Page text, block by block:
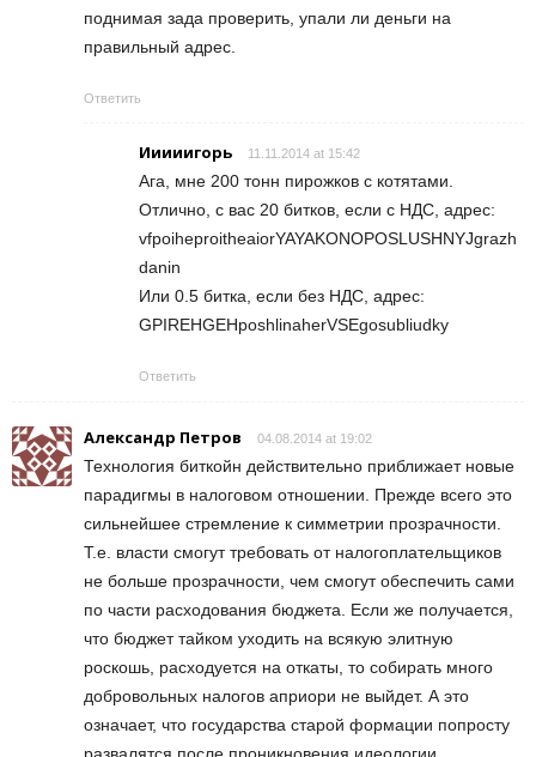
поднимая зада проверить, упали ли деньги на
правильный адрес.
Ответить
Ииииигорь 11.11.2014 at 15:42
Ага, мне 200 тонн пирожков с котятами.
Отлично, с вас 20 битков, если с НДС, адрес:
vfpoiheproitheaiorYAYAKONOPOSLUSHNYJgrazh
danin
Или 0.5 битка, если без НДС, адрес:
GPIREHGEHposhlinaherVSEgosubliudky
Ответить
Александр Петров 04.08.2014 at 19:02
Технология биткойн действительно приближает новые
парадигмы в налоговом отношении. Прежде всего это
сильнейшее стремление к симметрии прозрачности.
Т.е. власти смогут требовать от налогоплательщиков
не больше прозрачности, чем смогут обеспечить сами
по части расходования бюджета. Если же получается,
что бюджет тайком уходить на всякую элитную
роскошь, расходуется на откаты, то собирать много
добровольных налогов априори не выйдет. А это
означает, что государства старой формации попросту
развалятся после проникновения идеологии